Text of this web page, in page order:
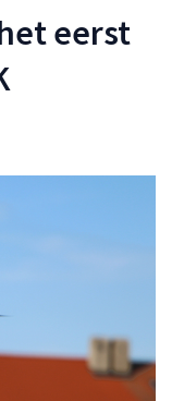
eerst